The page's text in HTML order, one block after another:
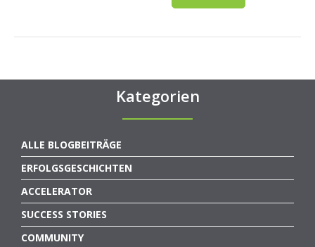
Kategorien
ALLE BLOGBEITRÄGE
ERFOLGSGESCHICHTEN
ACCELERATOR
SUCCESS STORIES
COMMUNITY